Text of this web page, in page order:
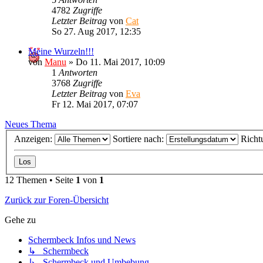
4782 Zugriffe
Letzter Beitrag von Cat
So 27. Aug 2017, 12:35
Meine Wurzeln!!!
von Manu » Do 11. Mai 2017, 10:09
1 Antworten
3768 Zugriffe
Letzter Beitrag von Eva
Fr 12. Mai 2017, 07:07
Neues Thema
Anzeigen:
Sortiere nach:
12 Themen • Seite 1 von 1
Zurück zur Foren-Übersicht
Gehe zu
Schermbeck Infos und News
↳ Schermbeck